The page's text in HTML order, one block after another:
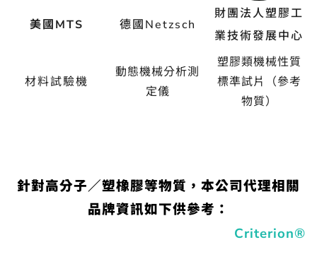
美國MTS 德國Netzsch
財團法人塑膠工
業技術發展中心
材料試驗機
動態機械分析測
定儀
塑膠類機械性質
標準試片（參考
物質）
針對高分子／塑橡膠等物質，本公司代理相關
品牌資訊如下供參考：
Criterion®